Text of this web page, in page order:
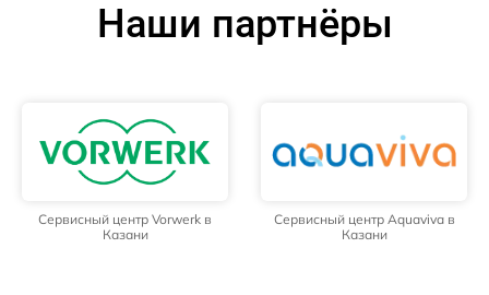
Наши партнёры
Сервисный центр Vorwerk в
Казани
Сервисный центр Aquaviva в
Казани